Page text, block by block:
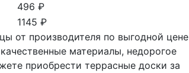
496 ₽
1145 ₽
от производителя по выгодной цене
материалы, недорогое
приобрести террасные доски за